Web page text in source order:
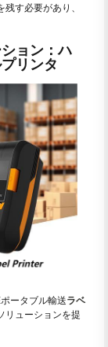
す必要があり、
ョン：ハ
リンタ
ータブル輸送ラベ
リューションを提